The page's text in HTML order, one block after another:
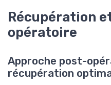
Récupération
opératoire
Approche post-
récupération